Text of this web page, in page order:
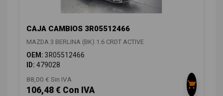
CAJA CAMBIOS 3R05512466
MAZDA 3 BERLINA (BK) 1.6 CRDT ACTIVE
OEM: 3R05512466
ID: 479028
88,00 € Sin IVA
106,48 € Con IVA